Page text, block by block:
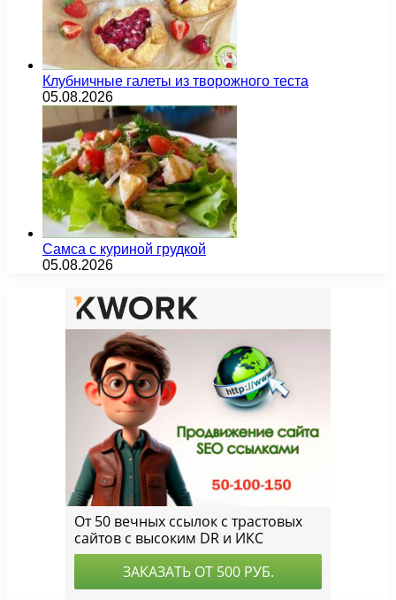
Клубничные галеты из творожного теста
05.08.2026
Самса с куриной грудкой
05.08.2026